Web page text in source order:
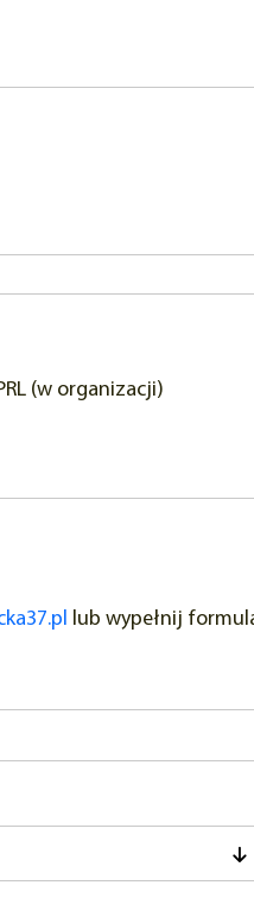
(w organizacji)
lub wypełnij